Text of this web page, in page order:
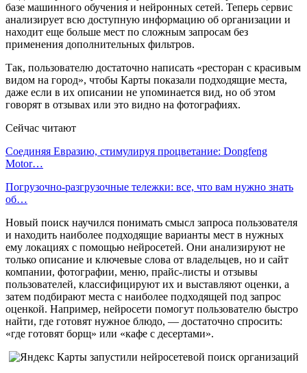
базе машинного обучения и нейронных сетей. Теперь сервис
анализирует всю доступную информацию об организации и
находит еще больше мест по сложным запросам без
применения дополнительных фильтров.
Так, пользователю достаточно написать «ресторан с красивым
видом на город», чтобы Карты показали подходящие места,
даже если в их описании не упоминается вид, но об этом
говорят в отзывах или это видно на фотографиях.
Сейчас читают
Соединяя Евразию, стимулируя процветание: Dongfeng
Motor…
Погрузочно-разгрузочные тележки: все, что вам нужно знать
об…
Новый поиск научился понимать смысл запроса пользователя
и находить наиболее подходящие варианты мест в нужных
ему локациях с помощью нейросетей. Они анализируют не
только описание и ключевые слова от владельцев, но и сайт
компании, фотографии, меню, прайс-листы и отзывы
пользователей, классифицируют их и выставляют оценки, а
затем подбирают места с наиболее подходящей под запрос
оценкой. Например, нейросети помогут пользователю быстро
найти, где готовят нужное блюдо, — достаточно спросить:
«где готовят борщ» или «кафе с десертами».